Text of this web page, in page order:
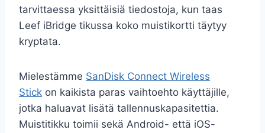
tarvittaessa yksittäisiä tiedostoja, kun taas
Leef iBridge tikussa koko muistikortti täytyy
kryptata.
Mielestämme SanDisk Connect Wireless
Stick on kaikista paras vaihtoehto käyttäjille,
jotka haluavat lisätä tallennuskapasitettia.
Muistitikku toimii sekä Android- että iOS-